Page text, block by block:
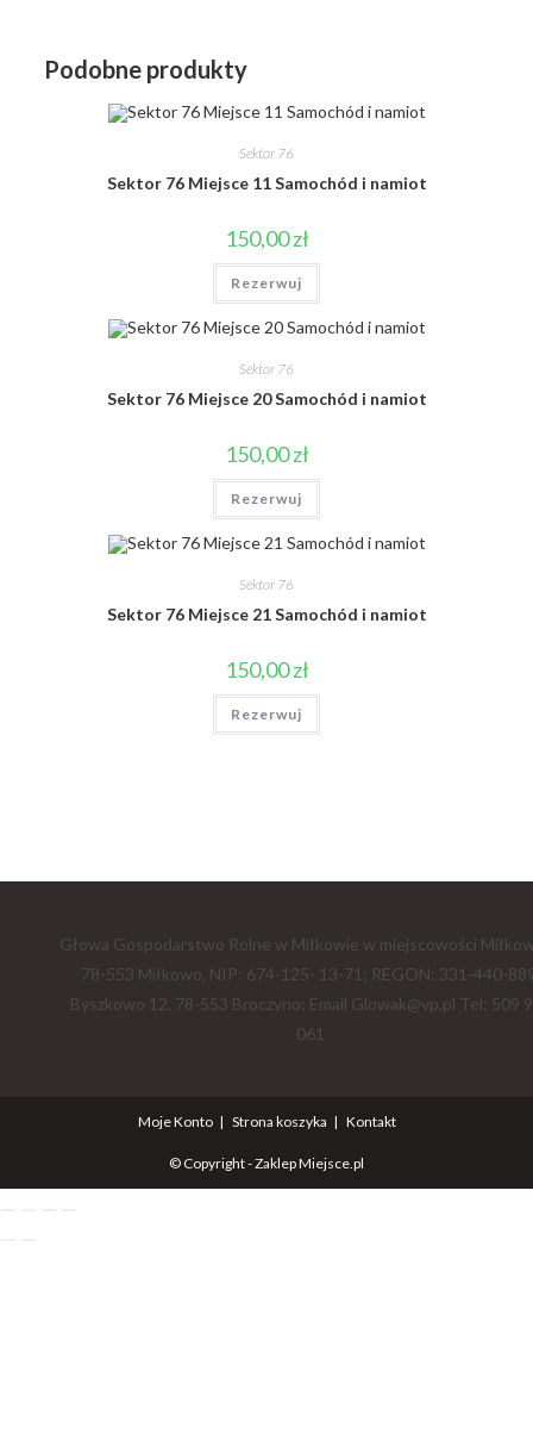
Podobne produkty
Sektor 76
Sektor 76 Miejsce 11 Samochód i namiot
150,00zł
Rezerwuj
Sektor 76
Sektor 76 Miejsce 20 Samochód i namiot
150,00zł
Rezerwuj
Sektor 76
Sektor 76 Miejsce 21 Samochód i namiot
150,00zł
Rezerwuj
Głowa Gospodarstwo Rolne w Miłkowie w miejscowości
78-553 Miłkowo, NIP: 674-125- 13-71; REGON: 331-440-
Byszkowo 12, 78-553 Broczyno; Email Glowak@vp.pl Tel: 509
061
Moje Konto Strona koszyka Kontakt
© Copyright - Zaklep Miejsce.pl